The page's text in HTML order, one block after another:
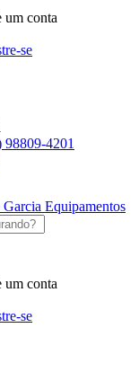
se
98809-4201
se